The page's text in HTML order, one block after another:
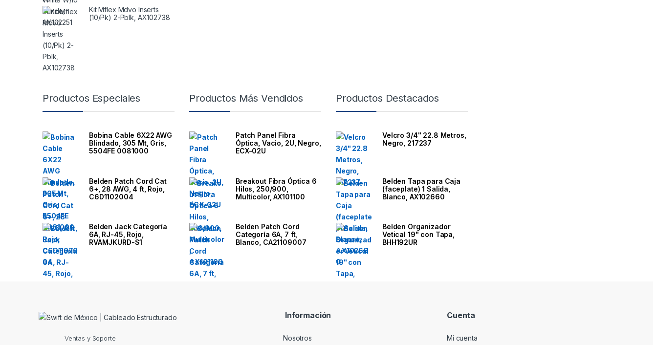
Kit Mflex Mdvo Inserts
(10/Pk) 2-Pblk, AX102738
Productos Especiales
Bobina Cable 6X22 AWG
Blindado, 305 Mt, Gris,
5504FE 0081000
Belden Patch Cord Cat
6+, 28 AWG, 4 ft, Rojo,
C6D1102004
Belden Jack Categoría
6A, RJ-45, Rojo,
RVAMJKURD-S1
Productos Más Vendidos
Patch Panel Fibra
Óptica, Vacio, 2U, Negro,
ECX-02U
Breakout Fibra Óptica 6
Hilos, 250/900,
Multicolor, AX101100
Belden Patch Cord
Categoría 6A, 7 ft,
Blanco, CA21109007
Productos Destacados
Velcro 3/4" 22.8 Metros,
Negro, 217237
Belden Tapa para Caja
(faceplate) 1 Salida,
Blanco, AX102660
Belden Organizador
Vetical 19" con Tapa,
BHH192UR
Ventas y Soporte
Información
Nosotros
Cuenta
Mi cuenta